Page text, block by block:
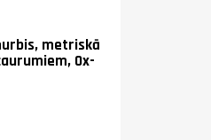
metriskā
Ox-